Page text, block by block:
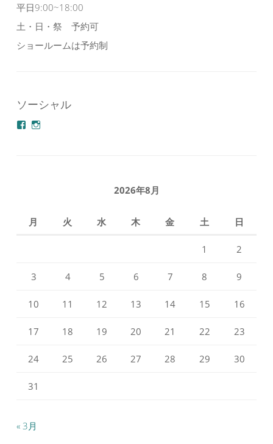
平日9:00~18:00
土・日・祭 予約可
ショールームは予約制
ソーシャル
azuminonoie
を
derakoubou
2026年8月
月 火 水 木 金 土 日
1 2
3 4 5 6 7 8 9
10 11 12 13 14 15 16
17 18 19 20 21 22 23
24 25 26 27 28 29 30
31
« 3月